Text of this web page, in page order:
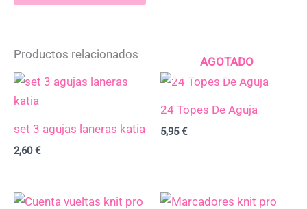
Productos relacionados
set 3 agujas laneras katia
2,60€
AGOTADO
24 Topes De Aguja
5,95€